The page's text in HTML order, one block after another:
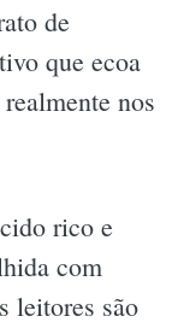
de
que ecoa
nos
rico e
com
leitores são